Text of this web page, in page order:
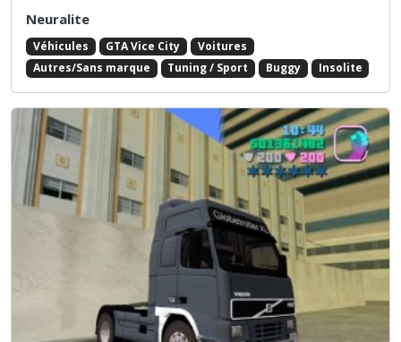
Neuralite
Véhicules GTA Vice City
Voitures
Autres/Sans marque
Tuning / Sport Buggy Insolite